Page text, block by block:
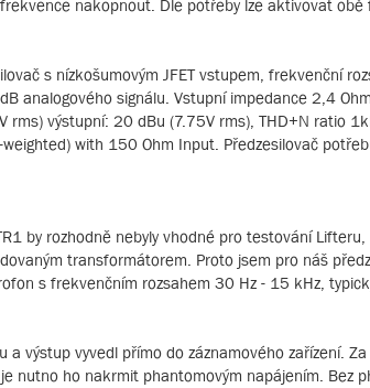
nakopnout. Dle potřeby lze aktivovat obě
s nízkošumovým JFET vstupem, frekvenční
analogového signálu. Vstupní impedance 2,4
rms) výstupní: 20 dBu (7.75V rms), THD+N ratio
with 150 Ohm Input. Předzesilovač
by rozhodně nebyly vhodné pro testování
transformátorem. Proto jsem pro náš
s frekvenčním rozsahem 30 Hz - 15 kHz,
výstup vyvedl přímo do záznamového zařízení.
nutno ho nakrmit phantomovým napájením. Bez